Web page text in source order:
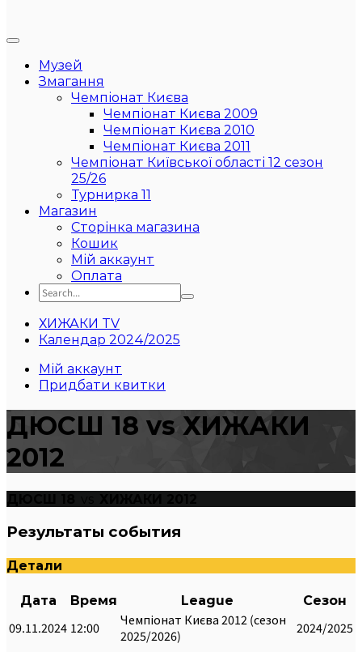
Музей
Змагання
Чемпіонат Києва
Чемпіонат Києва 2009
Чемпіонат Києва 2010
Чемпіонат Києва 2011
Чемпіонат Київської області 12 сезон
25/26
Турнирка 11
Магазин
Сторінка магазина
Кошик
Мій аккаунт
Оплата
ХИЖАКИ TV
Календар 2024/2025
Мій аккаунт
Придбати квитки
ДЮСШ 18 vs ХИЖАКИ
2012
Результаты события
Детали
Дата Время League Сезон
09.11.2024 12:00
Чемпіонат Києва 2012 (сезон
2025/2026)
2024/2025